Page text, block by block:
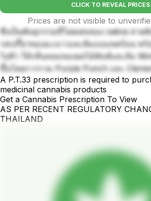
CLICK TO REVEAL PRICES
Prices are not visible to
ซึ่งเป็นพันธุกรรมที่โดดเด่นของ sativa สายพั
รสเปรี้ยวของมะนาวและส้มแบบเขตร้อน พ
ไปทั่ว ให้กลิ่นหอมของผลไม้พันช์และส้ม
ขึ้นโดยการรวม Purple Punch และ
A P.T.33 prescription is required to
medicinal cannabis products
Get a Cannabis Prescription To View
AS PER RECENT REGULATORY
THAILAND